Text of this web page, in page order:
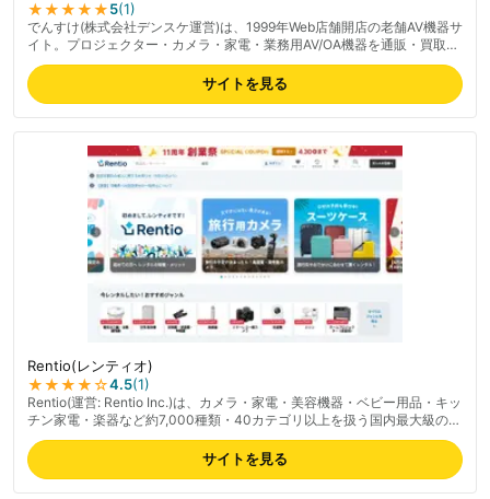
★★★★★5(1)
でんすけ(株式会社デンスケ運営)は、1999年Web店舗開店の老舗AV機器サ
イト。プロジェクター・カメラ・家電・業務用AV/OA機器を通販・買取・
レンタルでワンストップ提供。メーカー直取引による豊富な品揃えと安心
価格、会員登録不要で気軽にショッピングできる手軽さが特徴。メール・
電話対応の良さが評価される一方、繁忙期の欠品連絡が遅れた事例の指摘
もあり。最新の料金は公式サイトでご確認ください。
サイトを見る
Rentio(レンティオ)
★★★★☆4.5(1)
Rentio(運営: Rentio Inc.)は、カメラ・家電・美容機器・ベビー用品・キッ
チン家電・楽器など約7,000種類・40カテゴリ以上を扱う国内最大級のレ
ンタル専門サービス。最短1日から選べるワンタイムプランと1ヶ月単位の
月額制プランの2軸で、用途に応じて使い分け可能。返却時の送料は無
料、最短翌日出荷(北海道・離島は翌々日)。月間利用者は約15万人、顧客
評価★4.7、1年以内リピート率55%。「トラブルあんしん宣言」で故障・
サイトを見る